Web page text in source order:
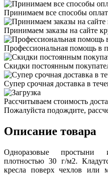
Принимаем все способы
Принимаем заказы на сайте
Профессиональная помощь в
Скидки постоянным
Супер срочная доставка в
Рассчитываем стоимость
Пожалуйста подождите,
Описание товара
Одноразовые простыни
плотностью 30 г/м2.
кресла поверх чехлов или